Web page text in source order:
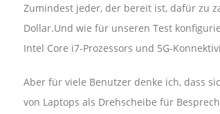
Zumindest jeder, der bereit ist, dafür zu
Dollar.Und wie für unseren Test
Intel Core i7-Prozessors und 5G-
Aber für viele Benutzer denke ich, dass
von Laptops als Drehscheibe für